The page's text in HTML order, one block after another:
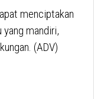
menciptakan
mandiri,
(ADV)